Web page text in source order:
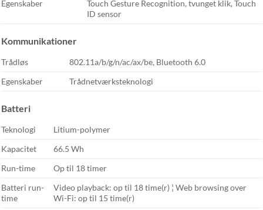
Egenskaber
Touch Gesture Recognition, tvunget klik, Touch
ID sensor
Kommunikationer
Trådløs
802.11a/b/g/n/ac/ax/be, Bluetooth 6.0
Egenskaber
Trådnetværksteknologi
Batteri
Teknologi
Litium-polymer
Kapacitet
66.5 Wh
Run-time
Op til 18 timer
Batteri run-
time
Video playback: op til 18 time(r) ¦ Web browsing over
Wi-Fi: op til 15 time(r)